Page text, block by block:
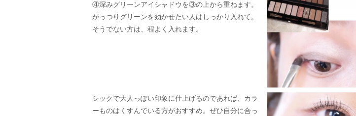
④深みグリーンアイシャドウを③の上から重ねます。
がっつりグリーンを効かせたい人はしっかり入れて。
そうでない方は、程よく入れます。
シックで大人っぽい印象に仕上げるのであれば、カラ
ーものはくすんでいる方がおすすめ。ぜひ自分に合っ